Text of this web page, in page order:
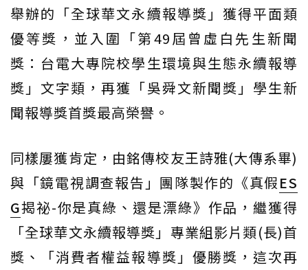
舉辦的「全球華文永續報導獎」獲得平面類
優等獎，並入圍「第49屆曾虛白先生新聞
獎：台電大專院校學生環境與生態永續報導
獎」文字類，再獲「吳舜文新聞獎」學生新
聞報導獎首獎最高榮譽。
同樣屢獲肯定，由銘傳校友王詩雅(大傳系畢)
與「鏡電視調查報告」團隊製作的《真假ES
G揭祕-你是真綠、還是漂綠》作品，繼獲得
「全球華文永續報導獎」專業組影片類(長)首
獎、「消費者權益報導獎」優勝獎，這次再